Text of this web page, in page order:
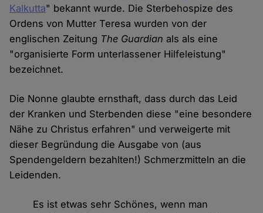
Kalkutta" bekannt wurde. Die Sterbehospize des
Ordens von Mutter Teresa wurden von der
englischen Zeitung The Guardian als als eine
"organisierte Form unterlassener Hilfeleistung"
bezeichnet.
Die Nonne glaubte ernsthaft, dass durch das Leid
der Kranken und Sterbenden diese "eine besondere
Nähe zu Christus erfahren" und verweigerte mit
dieser Begründung die Ausgabe von (aus
Spendengeldern bezahlten!) Schmerzmitteln an die
Leidenden.
Es ist etwas sehr Schönes, wenn man